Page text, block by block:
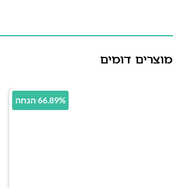
מוצרים דומים
66.89% הנחה